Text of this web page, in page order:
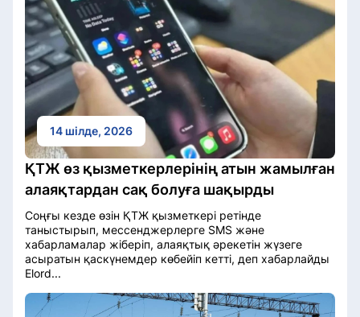
14 шілде, 2026
ҚТЖ өз қызметкерлерінің атын жамылған
алаяқтардан сақ болуға шақырды
Соңғы кезде өзін ҚТЖ қызметкері ретінде
таныстырып, мессенджерлерге SMS және
хабарламалар жіберіп, алаяқтық әрекетін жүзеге
асыратын қаскүнемдер көбейіп кетті, деп хабарлайды
Elord...